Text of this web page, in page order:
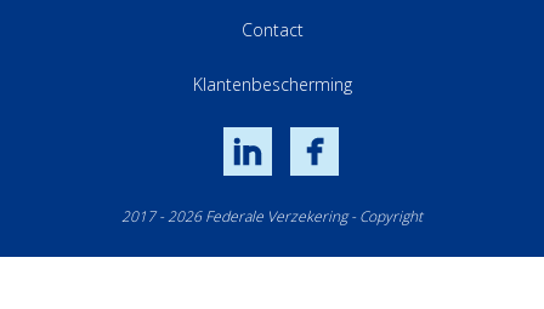
Contact
Klantenbescherming
LinkedIn
2017 - 2026 Federale Verzekering - Copyright